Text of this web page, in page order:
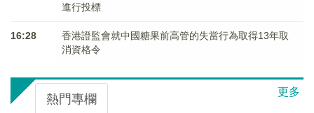
進行投標
16:28
香港證監會就中國糖果前高管的失當行為取得13年取
消資格令
更多
熱門專欄